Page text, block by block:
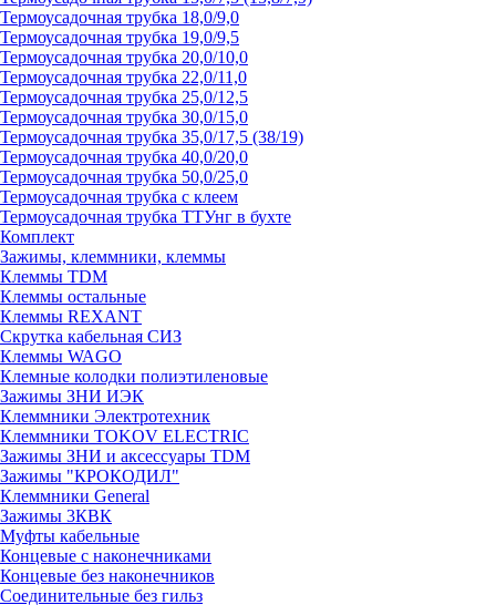
Термоусадочная трубка 18,0/9,0
Термоусадочная трубка 19,0/9,5
Термоусадочная трубка 20,0/10,0
Термоусадочная трубка 22,0/11,0
Термоусадочная трубка 25,0/12,5
Термоусадочная трубка 30,0/15,0
Термоусадочная трубка 35,0/17,5 (38/19)
Термоусадочная трубка 40,0/20,0
Термоусадочная трубка 50,0/25,0
Термоусадочная трубка с клеем
Термоусадочная трубка ТТУнг в бухте
Комплект
Зажимы, клеммники, клеммы
Клеммы TDM
Клеммы остальные
Клеммы REXANT
Скрутка кабельная СИЗ
Клеммы WAGO
Клемные колодки полиэтиленовые
Зажимы ЗНИ ИЭК
Клеммники Электротехник
Клеммники TOKOV ELECTRIC
Зажимы ЗНИ и аксессуары TDM
Зажимы "КРОКОДИЛ"
Клеммники General
Зажимы 3КВК
Муфты кабельные
Концевые с наконечниками
Концевые без наконечников
Соединительные без гильз